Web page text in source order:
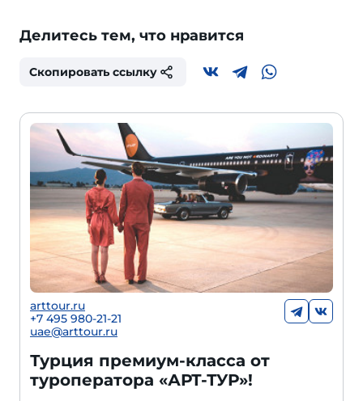
Делитесь тем, что нравится
Скопировать ссылку
arttour.ru
+7 495 980-21-21
uae@arttour.ru
Турция премиум-класса от
туроператора «АРТ-ТУР»!